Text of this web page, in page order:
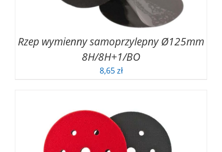
Rzep wymienny samoprzylepny Ø125mm
8H/8H+1/BO
8,65zł